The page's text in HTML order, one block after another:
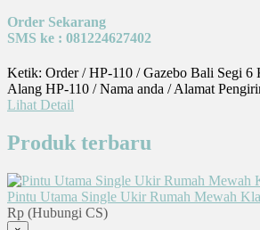
Order Sekarang
SMS ke : 081224627402
Ketik: Order / HP-110 / Gazebo Bali Segi 6
Alang HP-110 / Nama anda / Alamat
Lihat Detail
Produk terbaru
Pintu Utama Single Ukir Rumah Mewah
Rp (Hubungi CS)